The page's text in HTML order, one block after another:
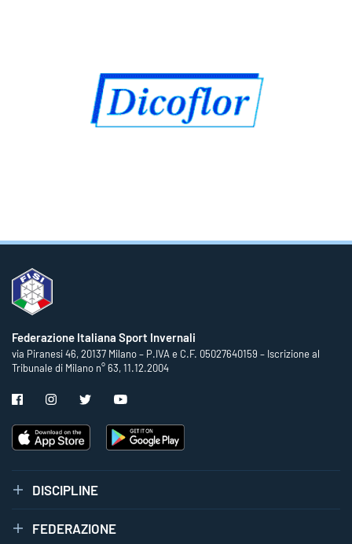
Federazione Italiana Sport Invernali
via Piranesi 46, 20137 Milano – P.IVA e C.F. 05027640159 – Iscrizione al
Tribunale di Milano n° 63, 11.12.2004
DISCIPLINE
FEDERAZIONE